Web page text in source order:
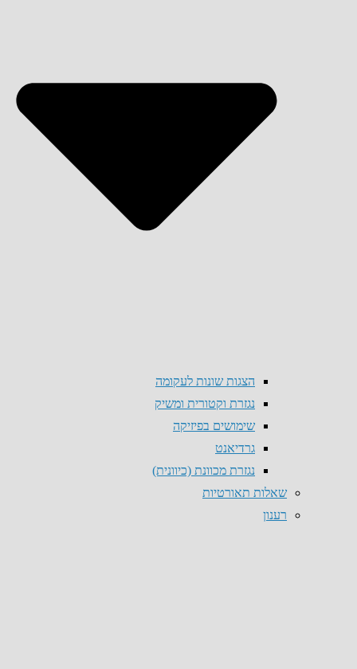
הצגות שונות לעקומה
נגזרת וקטורית ומשיק
שימושים בפיזיקה
גרדיאנט
נגזרת מכוונת (כיוונית)
שאלות תאורטיות
רענון